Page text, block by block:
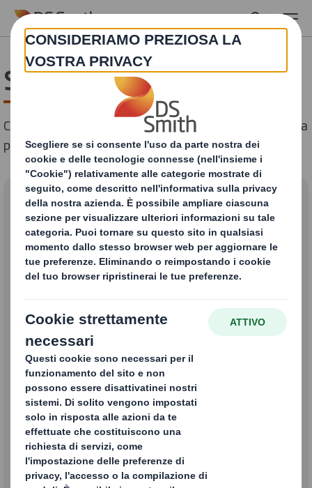
Skip to main content
Siamo qui per aiutare
Completa il modulo che segue e torneremo da te il prima
possibile. Grazie!
Come possiamo
aiutarti?
Packaging
Richiedi informazioni sulle nostre soluzioni di
Packaging
Recycling
Richiedi informazioni sui nostri servizi di
Recycling